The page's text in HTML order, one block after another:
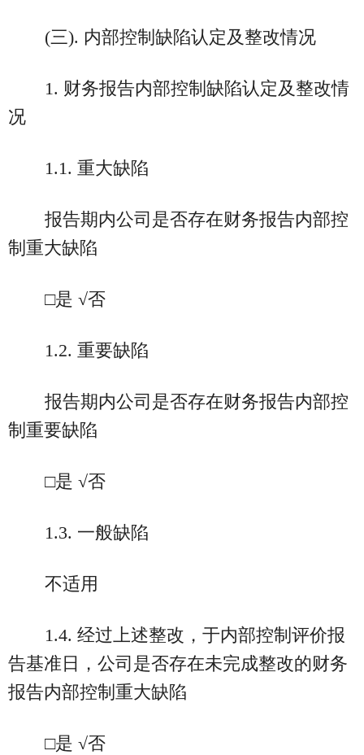
(三). 内部控制缺陷认定及整改情况
1. 财务报告内部控制缺陷认定及整改情
况
1.1. 重大缺陷
报告期内公司是否存在财务报告内部控
制重大缺陷
□是 √否
1.2. 重要缺陷
报告期内公司是否存在财务报告内部控
制重要缺陷
□是 √否
1.3. 一般缺陷
不适用
1.4. 经过上述整改，于内部控制评价报
告基准日，公司是否存在未完成整改的财务
报告内部控制重大缺陷
□是 √否